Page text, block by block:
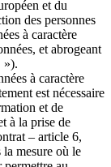
et du
des personnes
à caractère
et abrogeant
»).
à caractère
est nécessaire
et de
à la prise de
– article 6,
mesure où le